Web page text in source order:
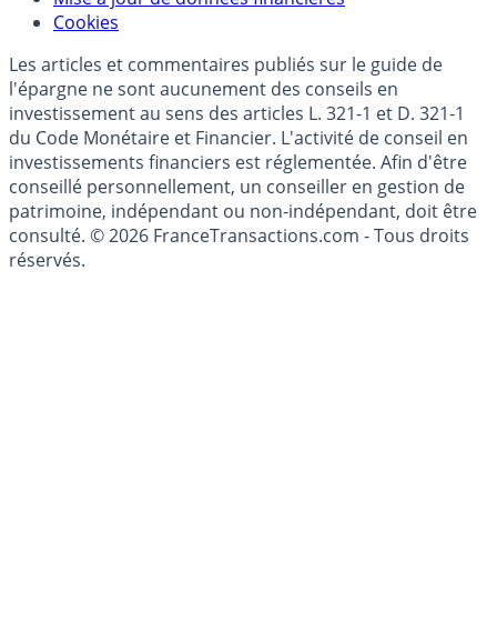
Modèle économique
Cookies
Les articles et commentaires publiés sur le guide de
l'épargne ne sont aucunement des conseils en
investissement au sens des articles L. 321-1 et D. 321-1
du Code Monétaire et Financier. L'activité de conseil en
investissements financiers est réglementée. Afin d'être
conseillé personnellement, un conseiller en gestion de
patrimoine, indépendant ou non-indépendant, doit être